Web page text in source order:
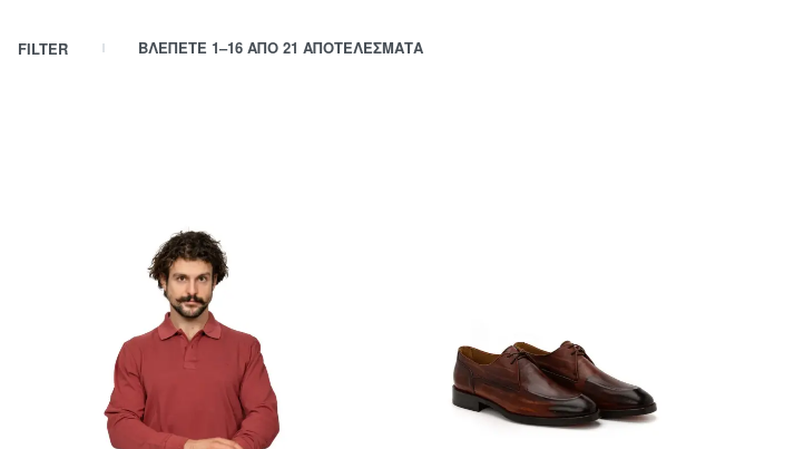
ΒΛΈΠΕΤΕ 1–16 ΑΠΌ 21 ΑΠΟΤΕΛΈΣΜΑΤΑ
FILTER